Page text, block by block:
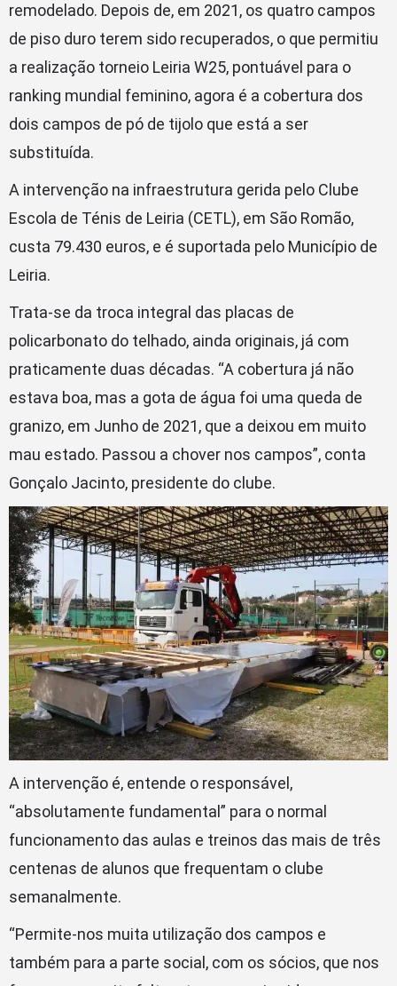
remodelado. Depois de, em 2021, os quatro campos
de piso duro terem sido recuperados, o que permitiu
a realização torneio Leiria W25, pontuável para o
ranking mundial feminino, agora é a cobertura dos
dois campos de pó de tijolo que está a ser
substituída.
A intervenção na infraestrutura gerida pelo Clube
Escola de Ténis de Leiria (CETL), em São Romão,
custa 79.430 euros, e é suportada pelo Município de
Leiria.
Trata-se da troca integral das placas de
policarbonato do telhado, ainda originais, já com
praticamente duas décadas. “A cobertura já não
estava boa, mas a gota de água foi uma queda de
granizo, em Junho de 2021, que a deixou em muito
mau estado. Passou a chover nos campos”, conta
Gonçalo Jacinto, presidente do clube.
A intervenção é, entende o responsável,
“absolutamente fundamental” para o normal
funcionamento das aulas e treinos das mais de três
centenas de alunos que frequentam o clube
semanalmente.
“Permite-nos muita utilização dos campos e
também para a parte social, com os sócios, que nos